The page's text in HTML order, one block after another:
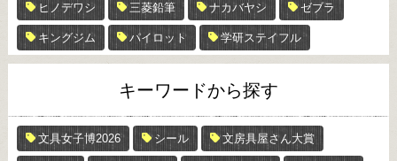
ヒノデワシ 三菱鉛筆 ナカバヤシ ゼブラ
キングジム パイロット 学研ステイフル
キーワードから探す
文具女子博2026 シール 文房具屋さん大賞